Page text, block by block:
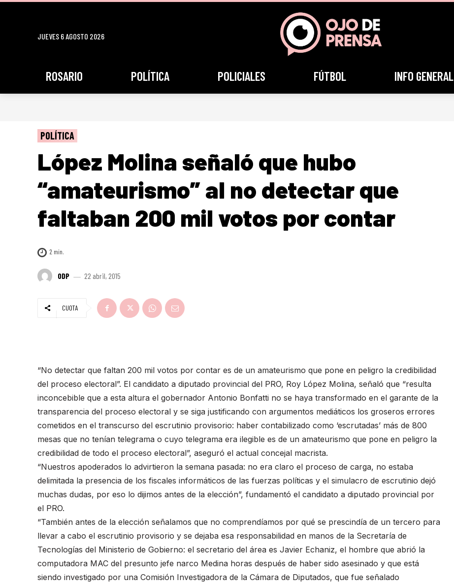
JUEVES 6 AGOSTO 2026
ROSARIO POLÍTICA POLICIALES FÚTBOL INFO GENERAL
POLÍTICA
López Molina señaló que hubo
“amateurismo” al no detectar que
faltaban 200 mil votos por contar
2 min.
ODP 22 abril, 2015
CUOTA
“No detectar que faltan 200 mil votos por contar es de un amateurismo que pone en peligro la credibilidad
del proceso electoral”. El candidato a diputado provincial del PRO, Roy López Molina, señaló que “resulta
inconcebible que a esta altura el gobernador Antonio Bonfatti no se haya transformado en el garante de la
transparencia del proceso electoral y se siga justificando con argumentos mediáticos los groseros errores
cometidos en el transcurso del escrutinio provisorio: haber contabilizado como ‘escrutadas’ más de 800
mesas que no tenían telegrama o cuyo telegrama era ilegible es de un amateurismo que pone en peligro la
credibilidad de todo el proceso electoral”, aseguró el actual concejal macrista.
“Nuestros apoderados lo advirtieron la semana pasada: no era claro el proceso de carga, no estaba
delimitada la presencia de los fiscales informáticos de las fuerzas políticas y el simulacro de escrutinio dejó
muchas dudas, por eso lo dijimos antes de la elección”, fundamentó el candidato a diputado provincial por
el PRO.
“También antes de la elección señalamos que no comprendíamos por qué se prescindía de un tercero para
llevar a cabo el escrutinio provisorio y se dejaba esa responsabilidad en manos de la Secretaría de
Tecnologías del Ministerio de Gobierno: el secretario del área es Javier Echaniz, el hombre que abrió la
computadora MAC del presunto jefe narco Medina horas después de haber sido asesinado y que está
siendo investigado por una Comisión Investigadora de la Cámara de Diputados, que fue señalado